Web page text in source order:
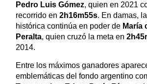
Pedro Luis Gómez, quien en 2021
recorrido en 2h16m55s. En damas,
histórica continúa en poder de María
Peralta, quien cruzó la meta en
2014.
Entre los máximos ganadores
emblemáticas del fondo argentino